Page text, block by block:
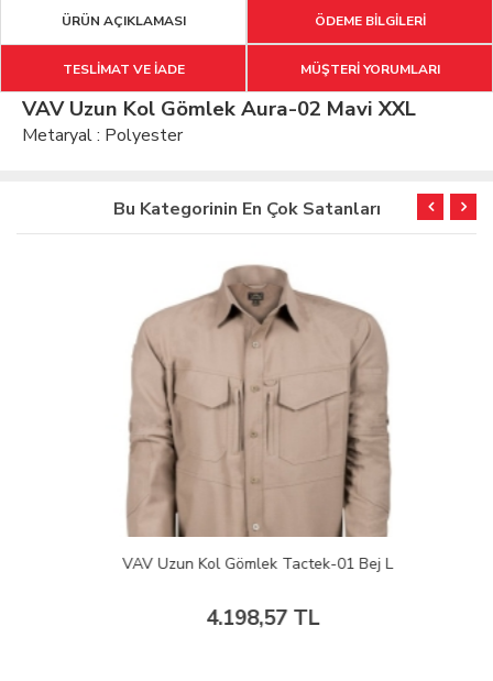
ÜRÜN AÇIKLAMASI ÖDEME BİLGİLERİ
TESLİMAT VE İADE MÜŞTERİ YORUMLARI
VAV Uzun Kol Gömlek Aura-02 Mavi XXL
Metaryal : Polyester
Bu Kategorinin En Çok Satanları
VAV Uzun Kol Gömlek Tactek-01 Bej L
4.198,57 TL